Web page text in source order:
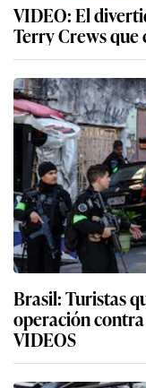
VIDEO: El
Terry Crews que
Brasil: Turistas
operación contra
VIDEOS